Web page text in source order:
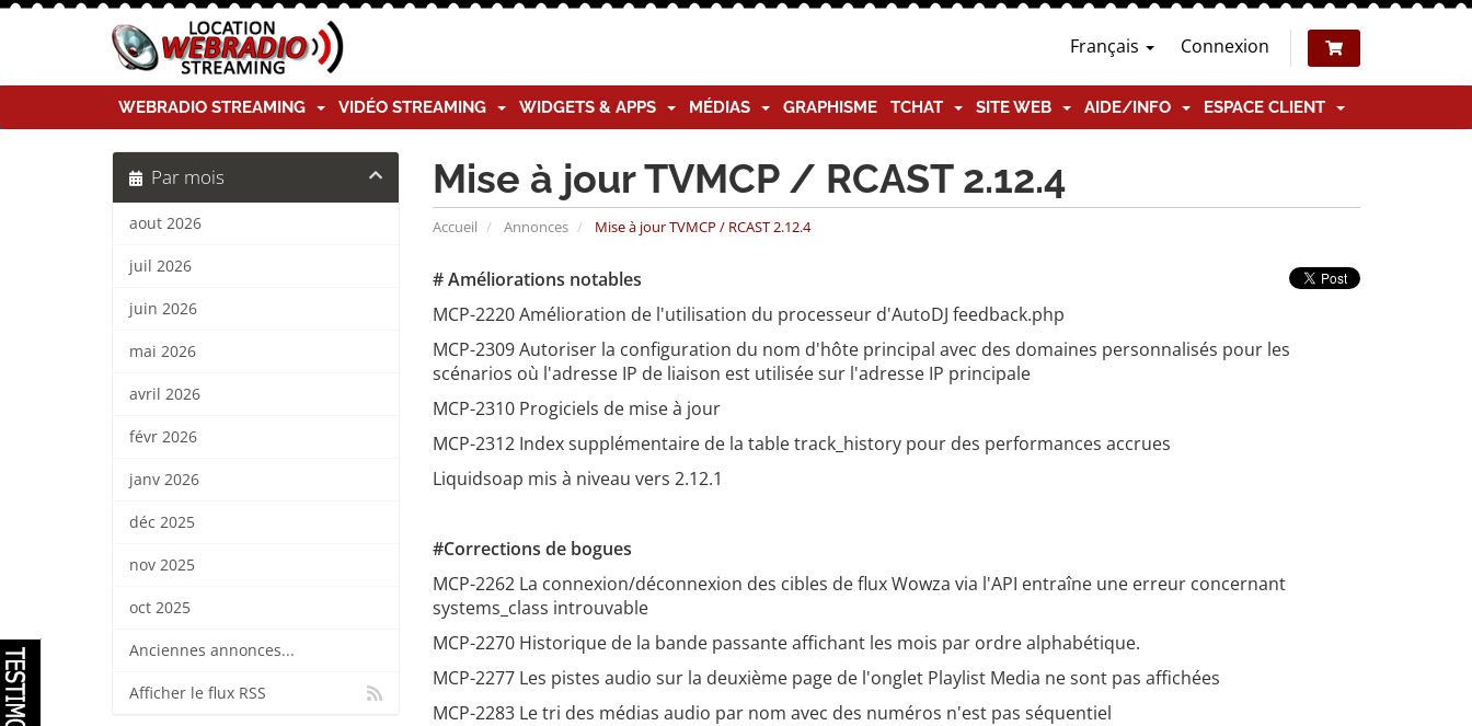
Français Connexion
WEBRADIO STREAMING VIDÉO STREAMING WIDGETS & APPS MÉDIAS GRAPHISME TCHAT SITE WEB AIDE/INFO ESPACE CLIENT
Mise à jour TVMCP / RCAST 2.12.4
Accueil Annonces Mise à jour TVMCP / RCAST 2.12.4
Par mois
aout 2026
juil 2026
juin 2026
mai 2026
avril 2026
févr 2026
janv 2026
déc 2025
nov 2025
oct 2025
Anciennes annonces...
Afficher le flux RSS
# Améliorations notables
MCP-2220 Amélioration de l'utilisation du processeur d'AutoDJ feedback.php
MCP-2309 Autoriser la configuration du nom d'hôte principal avec des domaines personnalisés pour les
scénarios où l'adresse IP de liaison est utilisée sur l'adresse IP principale
MCP-2310 Progiciels de mise à jour
MCP-2312 Index supplémentaire de la table track_history pour des performances accrues
Liquidsoap mis à niveau vers 2.12.1
#Corrections de bogues
MCP-2262 La connexion/déconnexion des cibles de flux Wowza via l'API entraîne une erreur concernant
systems_class introuvable
MCP-2270 Historique de la bande passante affichant les mois par ordre alphabétique.
MCP-2277 Les pistes audio sur la deuxième page de l'onglet Playlist Media ne sont pas affichées
MCP-2283 Le tri des médias audio par nom avec des numéros n'est pas séquentiel